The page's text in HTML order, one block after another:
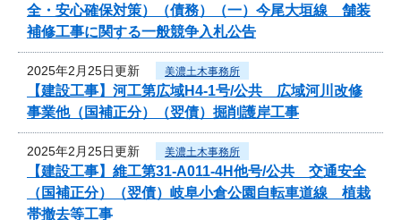
全・安心確保対策）（債務）（一）今尾大垣線 舗装
補修工事に関する一般競争入札公告
2025年2月25日更新 美濃土木事務所
【建設工事】河工第広域H4-1号/公共 広域河川改修
事業他（国補正分）（翌債）掘削護岸工事
2025年2月25日更新 美濃土木事務所
【建設工事】維工第31-A011-4H他号/公共 交通安全
（国補正分）（翌債）岐阜小倉公園自転車道線 植栽
帯撤去等工事